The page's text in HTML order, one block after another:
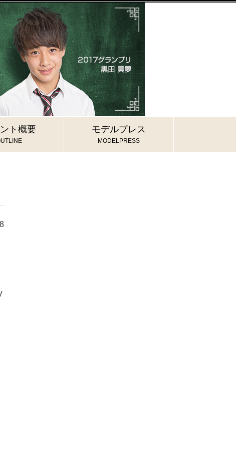
ト概要 モデルプレス
MODELPRESS